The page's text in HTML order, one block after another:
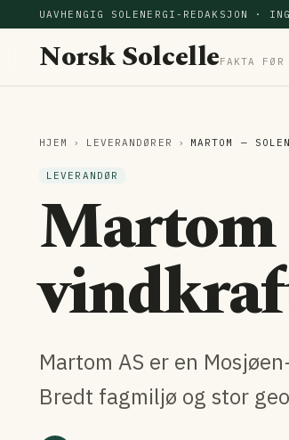
UAVHENGIG SOLENERGI-REDAKSJON ·
Norsk SolcelleFAKTA FØR
HJEM › LEVERANDØRER › MARTOM —
LEVERANDØR
Martom AS er en
Bredt fagmiljø og stor